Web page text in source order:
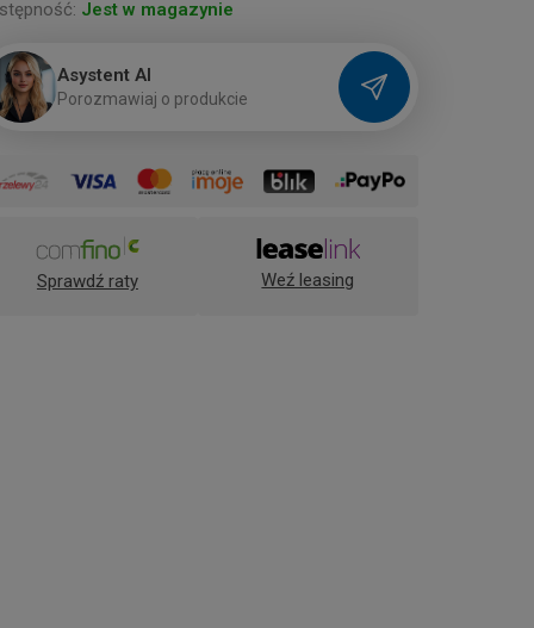
Jest w magazynie
Asystent AI
Porozmawiaj o produkcie
Sprawdź raty Weź leasing